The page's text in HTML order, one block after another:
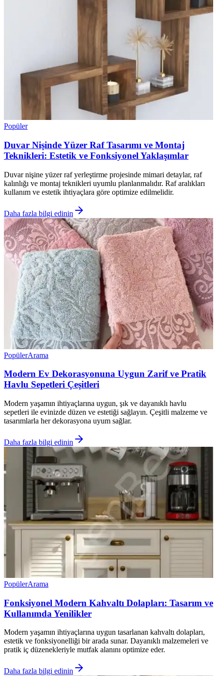
Popüler
Duvar Nişinde Yüzer Raf Tasarımı ve Montaj
Teknikleri: Estetik ve Fonksiyonel Yaklaşımlar
Duvar nişine yüzer raf yerleştirme projesinde mimari detaylar, raf
kalınlığı ve montaj teknikleri uyumlu planlanmalıdır. Raf aralıkları
kullanım ve estetik ihtiyaçlara göre optimize edilmelidir.
Daha fazla bilgi edinin
PopülerArama
Modern Ev Dekorasyonuna Uygun Zarif ve Pratik
Havlu Sepetleri Çeşitleri
Modern yaşamın ihtiyaçlarına uygun, şık ve dayanıklı havlu
sepetleri ile evinizde düzen ve estetiği sağlayın. Çeşitli malzeme ve
tasarımlarla her dekorasyona uyum sağlar.
Daha fazla bilgi edinin
PopülerArama
Fonksiyonel Modern Kahvaltı Dolapları: Tasarım ve
Kullanımda Yenilikler
Modern yaşamın ihtiyaçlarına uygun tasarlanan kahvaltı dolapları,
estetik ve fonksiyonelliği bir arada sunar. Dayanıklı malzemeleri ve
pratik iç düzenekleriyle mutfak alanını optimize eder.
Daha fazla bilgi edinin